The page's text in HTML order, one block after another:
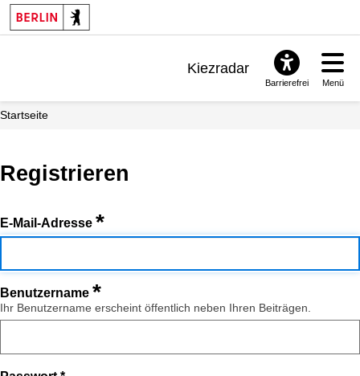
Kiezradar
Barrierefrei Menü
Startseite
Registrieren
E-Mail-Adresse *
Benutzername *
Ihr Benutzername erscheint öffentlich neben Ihren Beiträgen.